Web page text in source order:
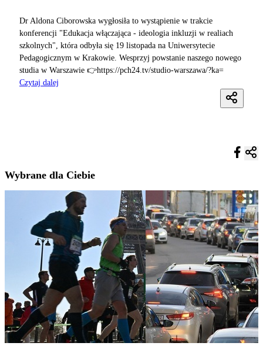
Dr Aldona Ciborowska wygłosiła to wystąpienie w trakcie
konferencji "Edukacja włączająca - ideologia inkluzji w realiach
szkolnych", która odbyła się 19 listopada na Uniwersytecie
Pedagogicznym w Krakowie. Wesprzyj powstanie naszego nowego
studia w Warszawie 👉https://pch24.tv/studio-warszawa/?ka=
Czytaj dalej
Wybrane dla Ciebie